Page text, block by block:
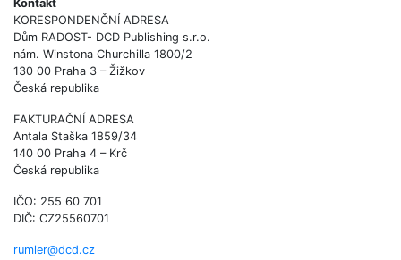
Kontakt
KORESPONDENČNÍ ADRESA
Dům RADOST- DCD Publishing s.r.o.
nám. Winstona Churchilla 1800/2
130 00 Praha 3 – Žižkov
Česká republika
FAKTURAČNÍ ADRESA
Antala Staška 1859/34
140 00 Praha 4 – Krč
Česká republika
IČO: 255 60 701
DIČ: CZ25560701
rumler@dcd.cz